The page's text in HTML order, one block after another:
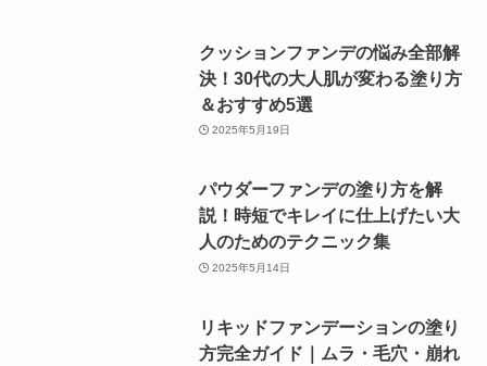
クッションファンデの悩み全部解
決！30代の大人肌が変わる塗り方
＆おすすめ5選
2025年5月19日
パウダーファンデの塗り方を解
説！時短でキレイに仕上げたい大
人のためのテクニック集
2025年5月14日
リキッドファンデーションの塗り
方完全ガイド｜ムラ・毛穴・崩れ